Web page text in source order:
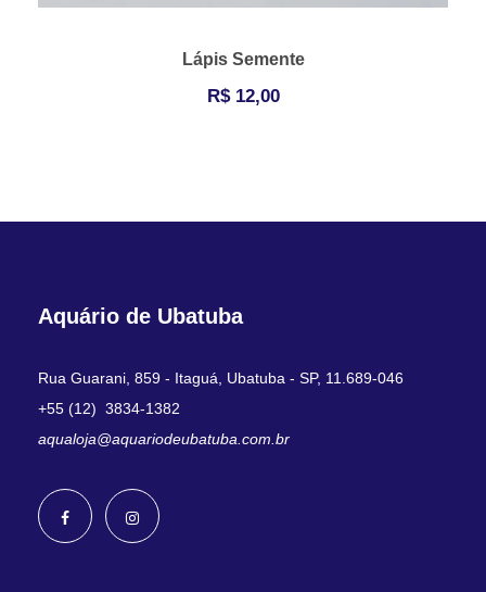
Lápis Semente
R$12,00
Aquário de Ubatuba
Rua Guarani, 859 - Itaguá, Ubatuba - SP, 11.689-046
+55 (12) 3834-1382
aqualoja@aquariodeubatuba.com.br